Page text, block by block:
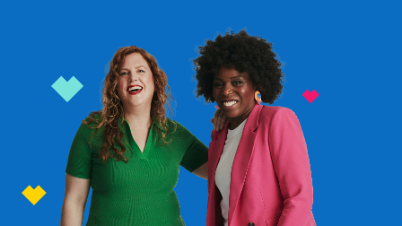
manieren om potentiële vrijwilligers naar je
organisatie te krijgen.
Bijvoorbeeld:
Ga zelf aan de slag
Plaats je vacature op NLvoorelkaar.nl
Of schakel onze hulp in! Wij helpen je graag verder
en gaan voor je aan de slag
Plaats je vacatureop de vacaturebank van Team
Vrijwillig
In alle gevallen gaat het er om dat je nieuwe mensen